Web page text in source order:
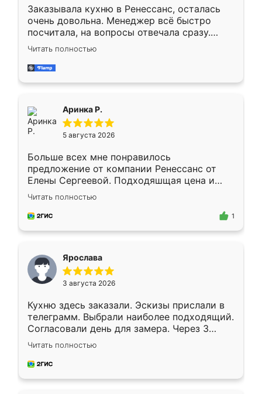
Заказывала кухню в Ренессанс, осталась
очень довольна. Менеджер всё быстро
посчитала, на вопросы отвечала сразу.
Замерщик приехал в субботу, подошёл к
делу со всей ответственностью. Собрали
за день, ребята работали аккуратно, даже
Читать полностью
Аринка Р.
5 августа 2026
Больше всех мне понравилось
предложение от компании Ренессанс от
Елены Сергеевой. Подходяшщая цена и
короткие сроки изготовления. Приехавший
для замера сотрудник Владислав
предложил по моему эскизу самый
Читать полностью
1
Ярослава
3 августа 2026
Кухню здесь заказали. Эскизы прислали в
телеграмм. Выбрали наиболее подходящий.
Согласовали день для замера. Через 3
недели кухня была уже готова. Остались
довольны работой. Спасибо Ренессанс
мебель за качественную работу!
Читать полностью